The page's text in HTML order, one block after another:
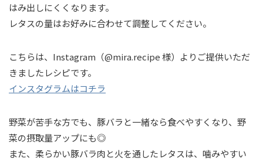
はみ出しにくくなります。
レタスの量はお好みに合わせて調整してください。
こちらは、Instagram（@mira.recipe 様）よりご提供いただ
きましたレシピです。
インスタグラムはコチラ
野菜が苦手な方でも、豚バラと一緒なら食べやすくなり、野
菜の摂取量アップにも◎
また、柔らかい豚バラ肉と火を通したレタスは、噛みやすい